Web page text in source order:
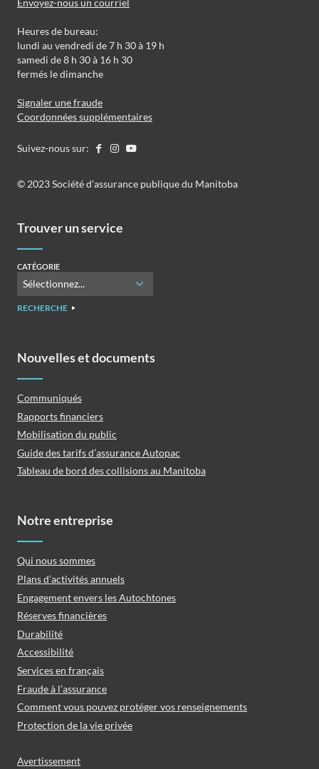
Envoyez-nous un courriel
Heures de bureau:
lundi au vendredi de 7 h 30 à 19 h
samedi de 8 h 30 à 16 h 30
fermés le dimanche
Signaler une fraude
Coordonnées supplémentaires
Suivez-nous sur:
©️️ 2023 Société d’assurance publique du Manitoba
Trouver un service
CATÉGORIE
RECHERCHE
Nouvelles et documents
Communiqués
Rapports financiers
Mobilisation du public
Guide des tarifs d’assurance Autopac
Tableau de bord des collisions au Manitoba
Notre entreprise
Qui nous sommes
Plans d’activités annuels
Engagement envers les Autochtones
Réserves financières
Durabilité
Accessibilité
Services en français
Fraude à l’assurance
Comment vous pouvez protéger vos renseignements
Protection de la vie privée
Avertissement